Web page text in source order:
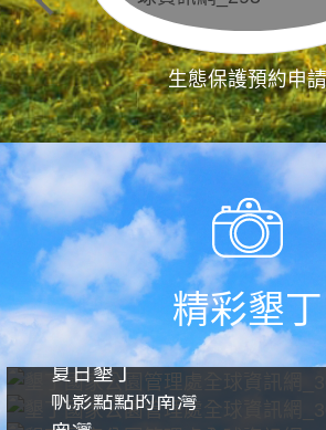
生態保護預約申請
精彩墾丁
夏日墾丁
帆影點點的南灣